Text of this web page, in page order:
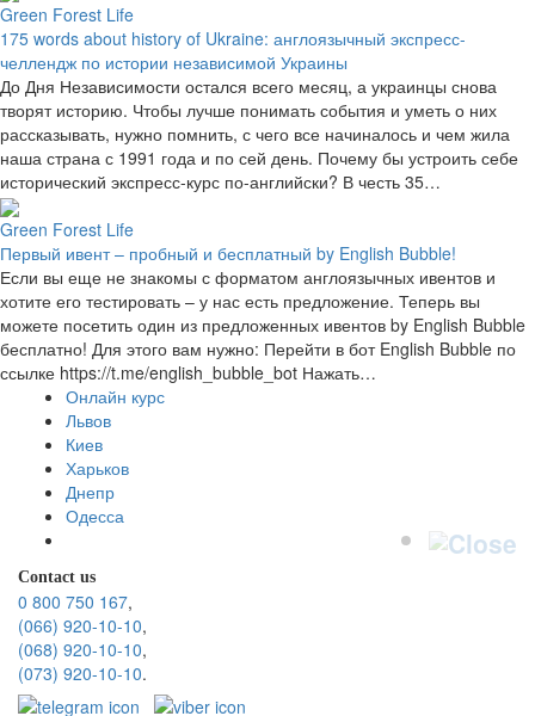
Green Forest Life
175 words about history of Ukraine: англоязычный экспресс-
челлендж по истории независимой Украины
До Дня Независимости остался всего месяц, а украинцы снова
творят историю. Чтобы лучше понимать события и уметь о них
рассказывать, нужно помнить, с чего все начиналось и чем жила
наша страна с 1991 года и по сей день. Почему бы устроить себе
исторический экспресс-курс по-английски? В честь 35…
Green Forest Life
Первый ивент – пробный и бесплатный by English Bubble!
Если вы еще не знакомы с форматом англоязычных ивентов и
хотите его тестировать – у нас есть предложение. Теперь вы
можете посетить один из предложенных ивентов by English Bubble
бесплатно! Для этого вам нужно: Перейти в бот English Bubble по
ссылке https://t.me/english_bubble_bot Нажать…
Онлайн курс
Львов
Киев
Харьков
Днепр
Одесса
Contact us
0 800 750 167,
(066) 920-10-10,
(068) 920-10-10,
(073) 920-10-10.